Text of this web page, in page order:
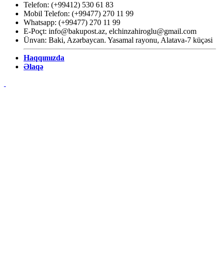
Telefon: (+99412) 530 61 83
Mobil Telefon: (+99477) 270 11 99
Whatsapp: (+99477) 270 11 99
E-Poçt: info@bakupost.az, elchinzahiroglu@gmail.com
Ünvan: Baki, Azərbaycan. Yasamal rayonu, Alatava-7 küçəsi
Haqqımızda
Əlaqə